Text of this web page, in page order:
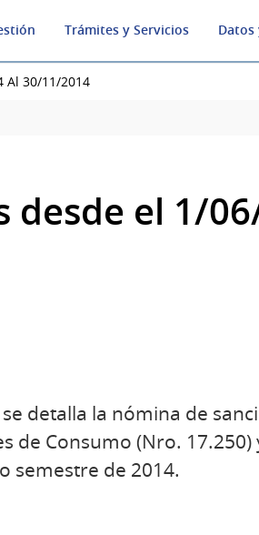
Trámites y Servicios Datos
Al 30/11/2014
desde el 1/
detalla la nómina de
de Consumo (Nro.
semestre de 2014.